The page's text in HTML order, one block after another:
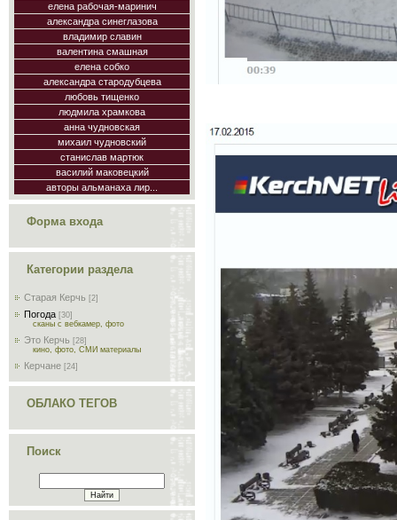
елена рабочая-маринич
александра синеглазова
владимир славин
валентина смашная
елена собко
александра стародубцева
любовь тищенко
людмила храмкова
анна чудновская
михаил чудновский
станислав мартюк
василий маковецкий
авторы альманаха лир...
Форма входа
Категории раздела
Старая Керчь [2]
Погода [30]
сканы с вебкамер, фото
Это Керчь [28]
кино, фото, СМИ материалы
Керчане [24]
ОБЛАКО ТЕГОВ
Поиск